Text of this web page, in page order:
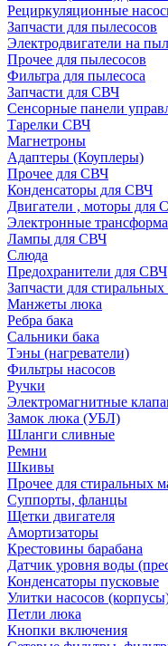
Рециркуляционные
Запчасти для пылесосов
Электродвигатели на
Прочее для пылесосов
Фильтра для пылесоса
Запчасти для СВЧ
Сенсорные панели
Тарелки СВЧ
Магнетроны
Адаптеры (Коуплеры)
Прочее для СВЧ
Конденсаторы для СВЧ
Двигатели , моторы для
Электронные
Лампы для СВЧ
Слюда
Предохранители для СВЧ
Запчасти для
Манжеты люка
Ребра бака
Сальники бака
Тэны (нагреватели)
Фильтры насосов
Ручки
Электромагнитные
Замок люка (УБЛ)
Шланги сливные
Ремни
Шкивы
Прочее для стиральных
Суппорты, фланцы
Щетки двигателя
Амортизаторы
Крестовины барабана
Датчик уровня воды
Конденсаторы пусковые
Улитки насосов
Петли люка
Кнопки включения